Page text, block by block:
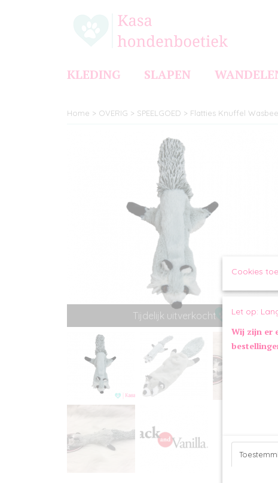
KLEDING SLAPEN
Home > OVERIG > SPEELGOED > Flatties Knuffel
Tijdelijk uitverkocht
Cookies
Let op:
Wij zijn er